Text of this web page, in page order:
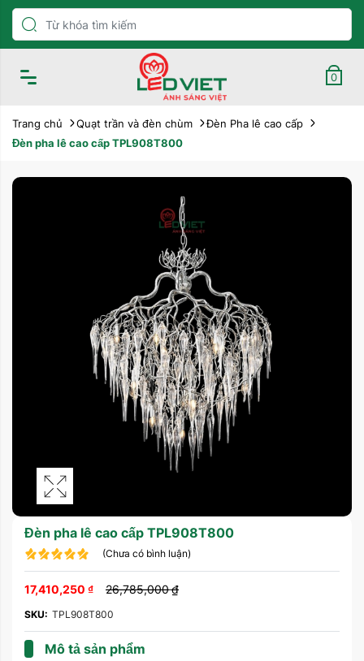
0
Trang chủ Quạt trần và đèn chùm
Đèn Pha lê cao cấp
Đèn pha lê cao cấp TPL908T800
Đèn pha lê cao cấp TPL908T800
(Chưa có bình luận)
17,410,250 ₫ 26,785,000₫
SKU: TPL908T800
Mô tả sản phẩm